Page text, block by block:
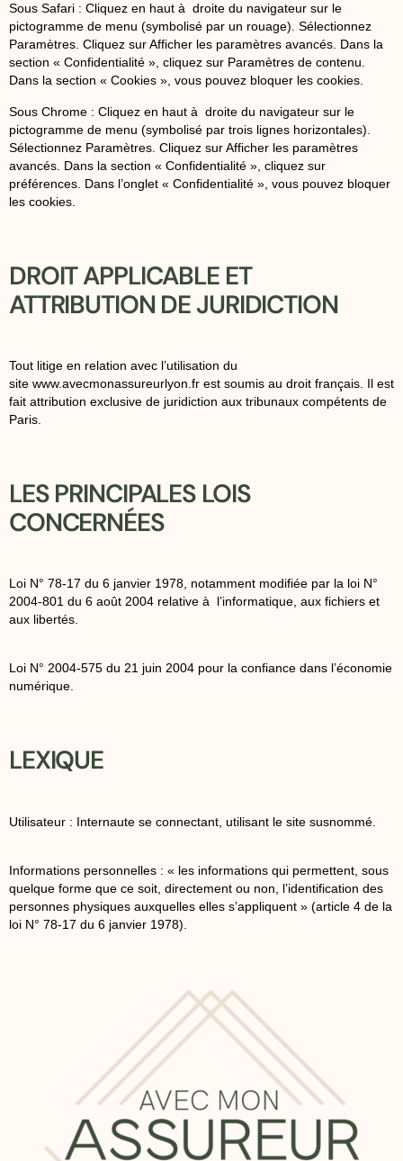
Sous Safari : Cliquez en haut à droite du navigateur sur le
pictogramme de menu (symbolisé par un rouage). Sélectionnez
Paramètres. Cliquez sur Afficher les paramètres avancés. Dans la
section « Confidentialité », cliquez sur Paramètres de contenu.
Dans la section « Cookies », vous pouvez bloquer les cookies.
Sous Chrome : Cliquez en haut à droite du navigateur sur le
pictogramme de menu (symbolisé par trois lignes horizontales).
Sélectionnez Paramètres. Cliquez sur Afficher les paramètres
avancés. Dans la section « Confidentialité », cliquez sur
préférences. Dans l’onglet « Confidentialité », vous pouvez bloquer
les cookies.
DROIT APPLICABLE ET
ATTRIBUTION DE JURIDICTION
Tout litige en relation avec l’utilisation du
site www.avecmonassureurlyon.fr est soumis au droit français. Il est
fait attribution exclusive de juridiction aux tribunaux compétents de
Paris.
LES PRINCIPALES LOIS
CONCERNÉES
Loi N° 78-17 du 6 janvier 1978, notamment modifiée par la loi N°
2004-801 du 6 août 2004 relative à l’informatique, aux fichiers et
aux libertés.
Loi N° 2004-575 du 21 juin 2004 pour la confiance dans l’économie
numérique.
LEXIQUE
Utilisateur : Internaute se connectant, utilisant le site susnommé.
Informations personnelles : « les informations qui permettent, sous
quelque forme que ce soit, directement ou non, l’identification des
personnes physiques auxquelles elles s’appliquent » (article 4 de la
loi N° 78-17 du 6 janvier 1978).